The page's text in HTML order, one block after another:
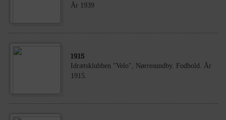
År 1939
1915
Idrætsklubben "Velo", Nørresundby. Fodbold. År
1915.